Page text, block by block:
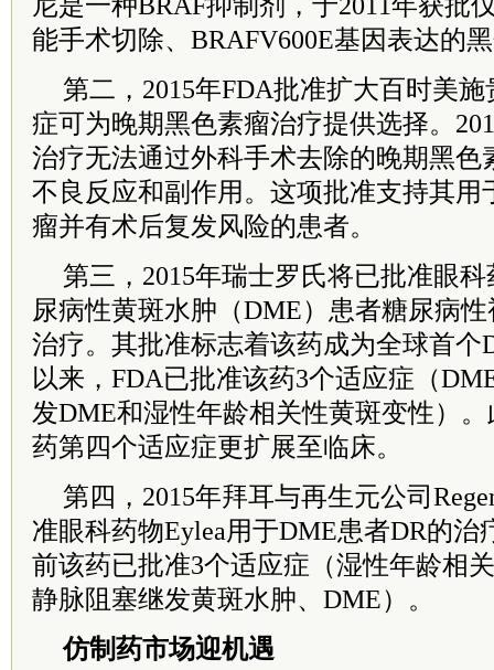
能手术切除、BRAFV600E基因表达的
第二，2015年FDA批准扩大百时美
症可为晚期黑色素瘤治疗提供选择。
治疗无法通过外科手术去除的晚期黑色
不良反应和副作用。这项批准支持其
瘤并有术后复发风险的患者。
第三，2015年瑞士罗氏将已批准眼
尿病性黄斑水肿（DME）患者糖尿病
治疗。其批准标志着该药成为全球首个
以来，FDA已批准该药3个适应症（
发DME和湿性年龄相关性黄斑变性）
药第四个适应症更扩展至临床。
第四，2015年拜耳与再生元公司
准眼科药物Eylea用于DME患者DR的治
前该药已批准3个适应症（湿性年龄相
静脉阻塞继发黄斑水肿、DME）。
仿制药市场迎机遇